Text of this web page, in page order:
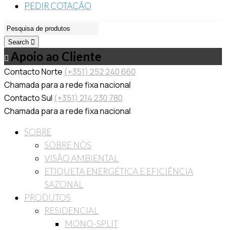
PEDIR COTAÇÃO
Search
Apoio ao Cliente
Contacto Norte (+351) 252 240 660
Chamada para a rede fixa nacional
Contacto Sul (+351) 214 230 780
Chamada para a rede fixa nacional
SOBRE
SOBRE NÓS
VISÃO AMBIENTAL
ETIQUETA ENERGÉTICA E EFICIÊNCIA
SAZONAL
PRODUTOS
RESIDENCIAL
MONO-SPLIT